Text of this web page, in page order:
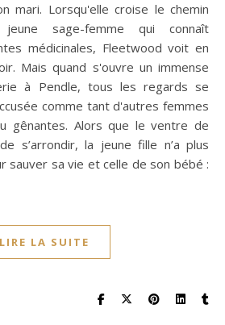
mari. Lorsqu'elle croise le chemin
sage-femme qui connaît
médicinales, Fleetwood voit en
Mais quand s'ouvre un immense
à Pendle, tous les regards se
comme tant d'autres femmes
gênantes. Alors que le ventre de
s’arrondir, la jeune fille n’a plus
sauver sa vie et celle de son bébé :
LIRE LA SUITE